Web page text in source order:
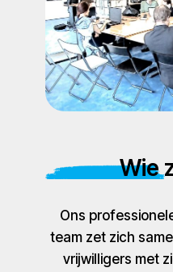
Wie
Ons
team zet zich
vrijwilligers met